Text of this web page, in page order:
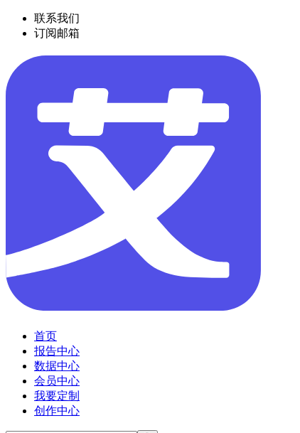
联系我们
订阅邮箱
首页
报告中心
数据中心
会员中心
我要定制
创作中心